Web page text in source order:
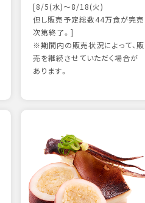
[8/5(水)～8/18(火)
但し販売予定総数44万食が完売
次第終了。]
※期間内の販売状況によって、販
売を継続させていただく場合が
あります。